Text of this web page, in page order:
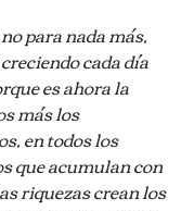
para nada más,
cada día
es ahora la
más los
en todos los
que acumulan con
riquezas crean los